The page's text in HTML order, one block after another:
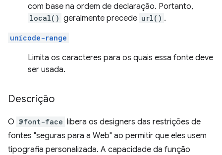
com base na ordem de declaração. Portanto,
local() geralmente precede url() .
unicode-range
Limita os caracteres para os quais essa fonte deve
ser usada.
Descrição
O @font-face libera os designers das restrições de
fontes "seguras para a Web" ao permitir que eles usem
tipografia personalizada. A capacidade da função